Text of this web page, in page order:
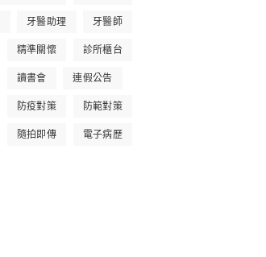
牙醫助理 牙醫師
精準關懷 診所櫃台
讀書會 連假公告
防疫對策 防範對策
隨拍即傳 電子病歷